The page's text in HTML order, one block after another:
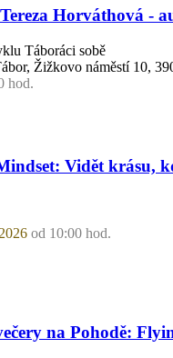
Horváthová -
Táboráci sobě
Žižkovo náměstí 10,
hod.
Vidět krásu,
od 10:00 hod.
na Pohodě: